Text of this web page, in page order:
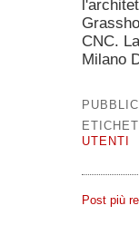
CNC.
Milano
UTENTI
Post più